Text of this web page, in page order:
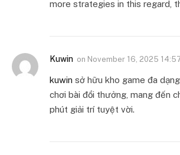
more strategies in this regard,
Kuwin on November 16, 2025
kuwin sở hữu kho game đa
chơi bài đổi thưởng, mang đến
phút giải trí tuyệt vời.